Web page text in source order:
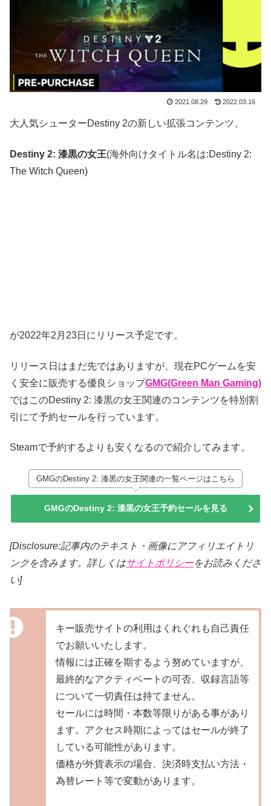
2021.08.29 2022.03.16
大人気シューターDestiny 2の新しい拡張コンテンツ、
Destiny 2: 漆黒の女王(海外向けタイトル名は:Destiny 2:
The Witch Queen)
が2022年2月23日にリリース予定です。
リリース日はまだ先ではありますが、現在PCゲームを安
く安全に販売する優良ショップGMG(Green Man Gaming)
ではこのDestiny 2: 漆黒の女王関連のコンテンツを特別割
引にて予約セールを行っています。
Steamで予約するよりも安くなるので紹介してみます。
GMGのDestiny 2: 漆黒の女王関連の一覧ページはこちら
GMGのDestiny 2: 漆黒の女王予約セールを見る
[Disclosure:記事内のテキスト・画像にアフィリエイトリ
ンクを含みます。詳しくはサイトポリシーをお読みくださ
い]
キー販売サイトの利用はくれぐれも自己責任
でお願いいたします。
情報には正確を期するよう努めていますが、
最終的なアクティベートの可否、収録言語等
について一切責任は持てません。
セールには時間・本数等限りがある事があり
ます。アクセス時期によってはセールが終了
している可能性があります。
価格が外貨表示の場合、決済時支払い方法・
為替レート等で変動があります。